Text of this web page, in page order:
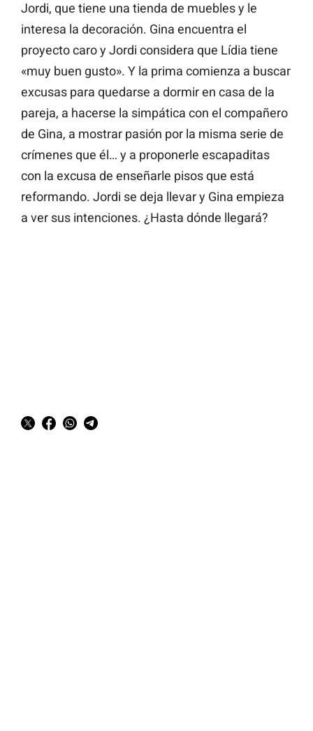
Jordi, que tiene una tienda de muebles y le
interesa la decoración. Gina encuentra el
proyecto caro y Jordi considera que Lídia tiene
«muy buen gusto». Y la prima comienza a buscar
excusas para quedarse a dormir en casa de la
pareja, a hacerse la simpática con el compañero
de Gina, a mostrar pasión por la misma serie de
crímenes que él… y a proponerle escapaditas
con la excusa de enseñarle pisos que está
reformando. Jordi se deja llevar y Gina empieza
a ver sus intenciones. ¿Hasta dónde llegará?